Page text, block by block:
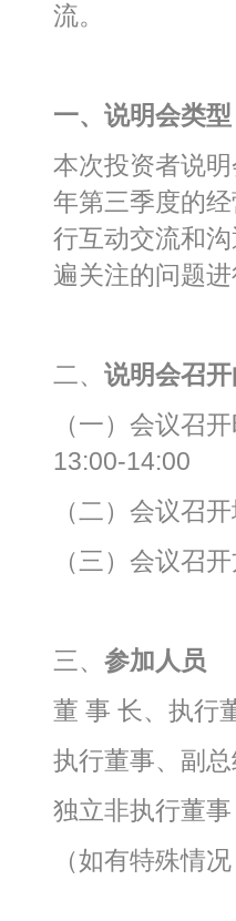
流。
一、说明会类型
本次投资者说
年第三季度的
行互动交流和
遍关注的问题
二、 说明会召
（一）会议召
13:00-14:00
（二）会议召
（三）会议召
三、 参加人员
董 事 长、执行
执行董事、副
独立非执行董
（如有特殊情